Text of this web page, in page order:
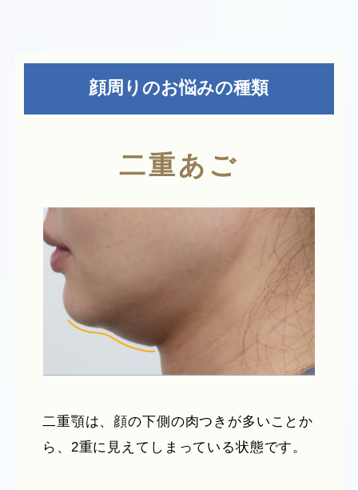
顔周りのお悩みの種類
二重あご
二重顎は、顔の下側の肉つきが多いことか
ら、2重に見えてしまっている状態です。